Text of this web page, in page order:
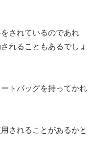
されているのであれ
れることもあるでしょ
トバッグを持ってかれ
されることがあるかと